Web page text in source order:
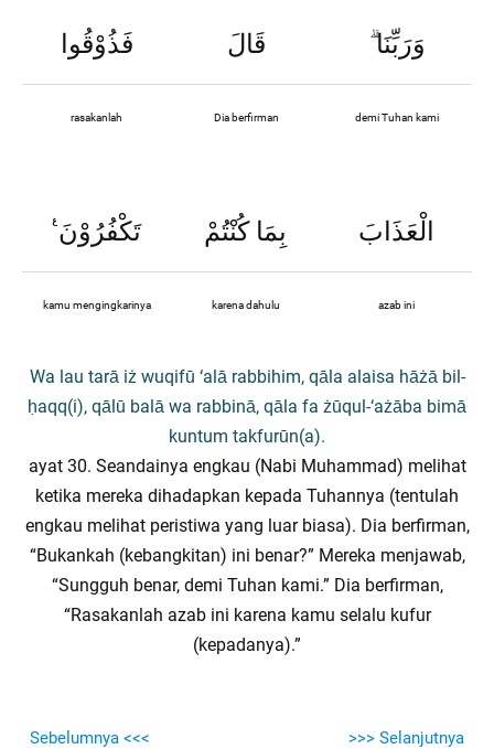
فَذُوْقُوا قَالَ ۗوَرَبِّنَا
rasakanlah Dia berfirman demi Tuhan kami
ࣖتَكْفُرُوْنَ بِمَا كُنْتُمْ الْعَذَابَ
kamu mengingkarinya karena dahulu azab ini
Wa lau tarā iż wuqifū ‘alā rabbihim, qāla alaisa hāżā bil-
ḥaqq(i), qālū balā wa rabbinā, qāla fa żūqul-‘ażāba bimā
kuntum takfurūn(a).
ayat 30. Seandainya engkau (Nabi Muhammad) melihat
ketika mereka dihadapkan kepada Tuhannya (tentulah
engkau melihat peristiwa yang luar biasa). Dia berfirman,
“Bukankah (kebangkitan) ini benar?” Mereka menjawab,
“Sungguh benar, demi Tuhan kami.” Dia berfirman,
“Rasakanlah azab ini karena kamu selalu kufur
(kepadanya).”
Sebelumnya <<< >>> Selanjutnya